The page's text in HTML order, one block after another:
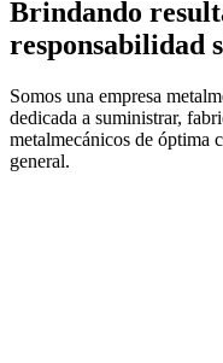
Brindando
responsabilidad
Somos una empresa
dedicada a suministrar,
metalmecánicos de óptima
general.